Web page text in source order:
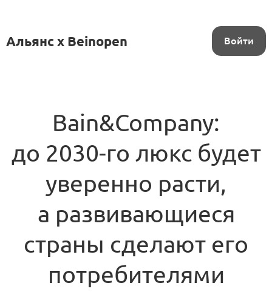
Альянс x Beinopen Войти
Bain&Company:
до 2030-го люкс будет
уверенно расти,
а развивающиеся
страны сделают его
потребителями